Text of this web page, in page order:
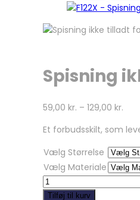
Spisning
59,00 kr. – 129,00 kr.
Et forbudsskilt, som
Vælg Størrelse
Vælg Materiale
Spisning
ikke
Tilføj til kurv